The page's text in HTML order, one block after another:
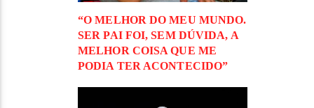
“O MELHOR DO MEU MUNDO.
SER PAI FOI, SEM DÚVIDA, A
MELHOR COISA QUE ME
PODIA TER ACONTECIDO”